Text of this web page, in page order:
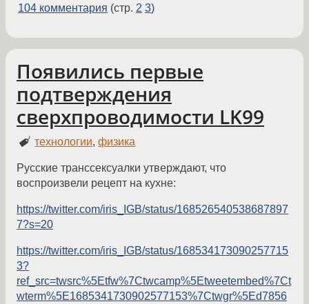
104 комментария (стр. 2 3)
Появились первые
подтверждения
сверхпроводимости LK99
технологии,физика
Русские транссексуалки утверждают, что
воспроизвели рецепт на кухне:
https://twitter.com/iris_IGB/status/168526540538687897
7?s=20
https://twitter.com/iris_IGB/status/168534173090257715
3?
ref_src=twsrc%5Etfw%7Ctwcamp%5Etweetembed%7Ct
wterm%5E1685341730902577153%7Ctwgr%5Ed7856